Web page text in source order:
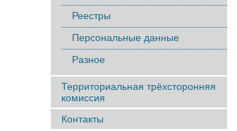
Реестры
Персональные данные
Разное
Территориальная трёхсторонняя
комиссия
Контакты